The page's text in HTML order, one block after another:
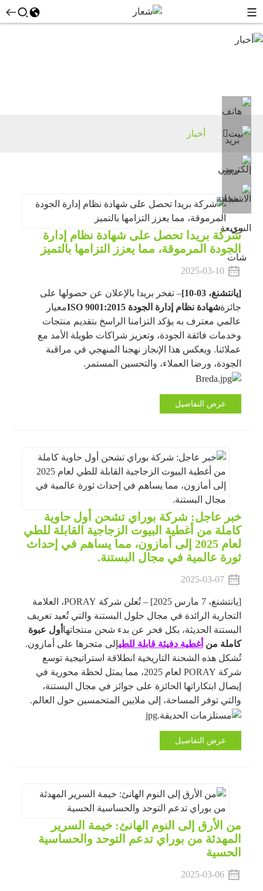
بيت أخبار
شركة بريدا تحصل على شهادة نظام إدارة
الجودة المرموقة، مما يعزز التزامها بالتميز
2025-03-10
[يانتشنغ، 03-10]
– تفخر بريدا بالإعلان عن حصولها على
جائزةشهادة نظام إدارة الجودة ISO 9001:2015
معيار
عالمي معترف به يؤكد التزامنا الراسخ بتقديم منتجات
وخدمات فائقة الجودة، وتعزيز شراكات طويلة الأمد مع
عملائنا. ويعكس هذا الإنجاز نهجنا المنهجي في مراقبة
الجودة، ورضا العملاء، والتحسين المستمر.
عرض التفاصيل
خبر عاجل: شركة بوراي تشحن أول حاوية
كاملة من أغطية البيوت الزجاجية القابلة للطي
لعام 2025 إلى أمازون، مما يساهم في إحداث
ثورة عالمية في مجال البستنة.
2025-03-07
[يانتشنغ، 7 مارس 2025] – تُعلن شركة PORAY، العلامة
التجارية الرائدة في مجال حلول البستنة والتي تُعيد تعريف
البستنة الحديثة، بكل فخر عن بدء شحن منتجاتها أول عبوة
كاملة من أغطية دفيئة قابلة للطيإلى متجرها على أمازون.
تُشكل هذه الشحنة التاريخية انطلاقة استراتيجية توسع
شركة PORAY لعام 2025، مما يمثل لحظة محورية في
إيصال ابتكاراتها الحائزة على جوائز في مجال البستنة،
والتي توفر المساحة، إلى ملايين المتحمسين حول العالم.
عرض التفاصيل
من الأرق إلى النوم الهانئ: خيمة السرير
المهدئة من بوراي تدعم التوحد والحساسية
الحسية
2025-03-06